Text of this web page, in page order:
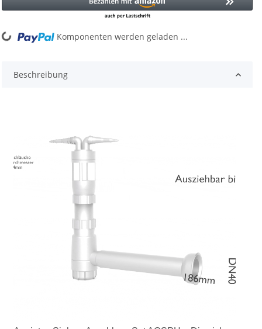
Loading... Komponenten werden geladen ...
Beschreibung